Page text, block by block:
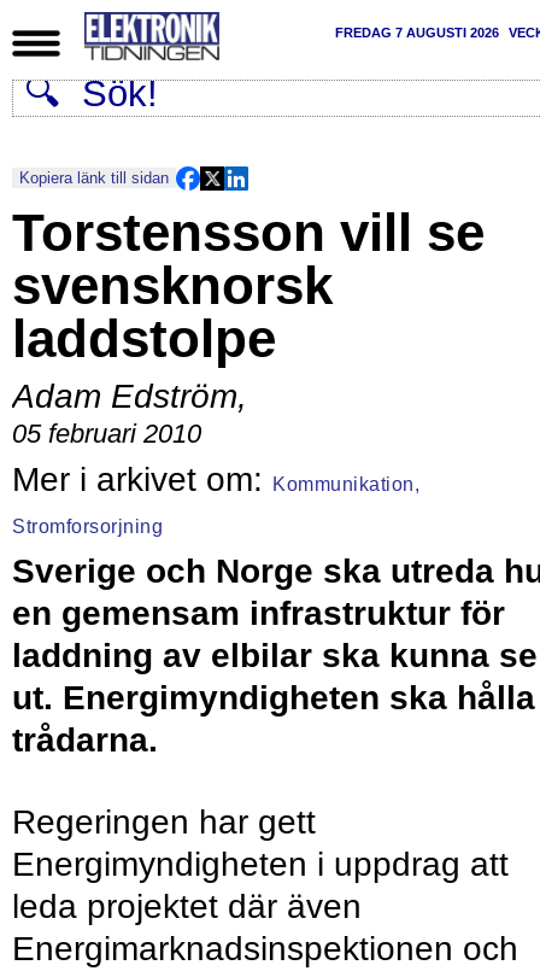
FREDAG 7 AUGUSTI 2026
Kopiera länk till sidan
Torstensson vill se
svensknorsk
laddstolpe
Adam Edström,
05 februari 2010
Kommunikation,
Stromforsorjning
Sverige och Norge ska utreda
en gemensam infrastruktur för
laddning av elbilar ska kunna se
ut. Energimyndigheten ska
trådarna.
Regeringen har gett
Energimyndigheten i uppdrag att
leda projektet där även
Energimarknadsinspektionen och